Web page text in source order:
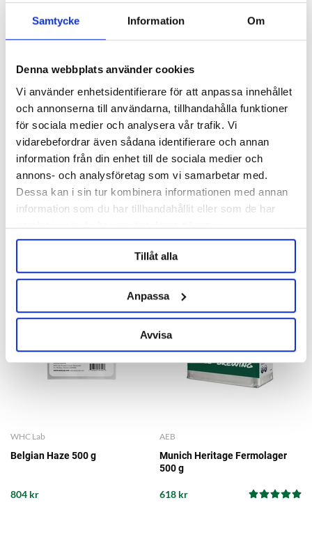
Samtycke Information Om
Denna webbplats använder cookies
Vi använder enhetsidentifierare för att anpassa innehållet
och annonserna till användarna, tillhandahålla funktioner
för sociala medier och analysera vår trafik. Vi
vidarebefordrar även sådana identifierare och annan
information från din enhet till de sociala medier och
annons- och analysföretag som vi samarbetar med.
Dessa kan i sin tur kombinera informationen med annan
information som du har tillhandahållit eller som de har
samlat in när du har använt deras tjänster.
Tillåt alla
Anpassa
Avvisa
WHC Lab
56 kr
WHC Lab
Belgian Haze 500 g
804 kr
AEB
Munich Heritage Fermolager
500 g
618 kr